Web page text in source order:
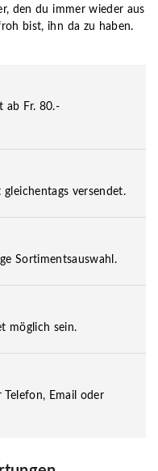
den du immer wieder aus
bist, ihn da zu haben.
ab Fr. 80.-
versendet.
Sortimentsauswahl.
möglich sein.
Email oder